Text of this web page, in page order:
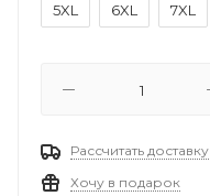
5XL 6XL 7XL
Рассчитать доставку
Хочу в подарок